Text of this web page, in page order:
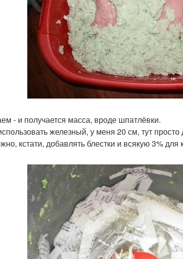
- и получается масса, вроде шпатлёвки.
железный, у меня 20 см, тут
кстати, добавлять блестки и всякую 3%